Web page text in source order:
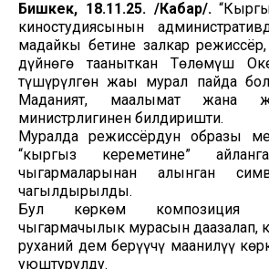
Бишкек, 18.11.25. /Кабар/.
киностудиясынын
маңдайкы бетине залкар
дүйнөгө тааныткан Төлөмүш
түшүрүлгөн жаңы мурал пайда
Маданият, маалымат жана
министрлигинен билдиришти.
Муралда режиссёрдун образы
“кыргыз кереметине”
чыгармаларынан алынган
чагылдырылды.
Бул көркөм композиция
чыгармачылык мурасын даңазалап,
руханий дем берүүчү маанилүү
уюштурулду.